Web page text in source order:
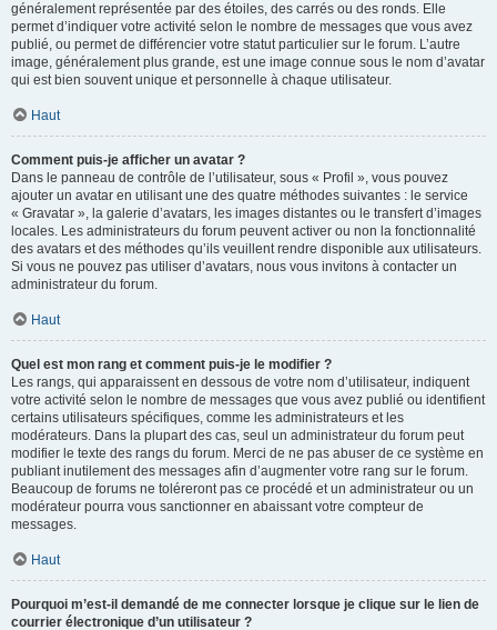
généralement représentée par des étoiles, des carrés ou des ronds. Elle
permet d’indiquer votre activité selon le nombre de messages que vous avez
publié, ou permet de différencier votre statut particulier sur le forum. L’autre
image, généralement plus grande, est une image connue sous le nom d’avatar
qui est bien souvent unique et personnelle à chaque utilisateur.
Haut
Comment puis-je afficher un avatar ?
Dans le panneau de contrôle de l’utilisateur, sous « Profil », vous pouvez
ajouter un avatar en utilisant une des quatre méthodes suivantes : le service
« Gravatar », la galerie d’avatars, les images distantes ou le transfert d’images
locales. Les administrateurs du forum peuvent activer ou non la fonctionnalité
des avatars et des méthodes qu’ils veuillent rendre disponible aux utilisateurs.
Si vous ne pouvez pas utiliser d’avatars, nous vous invitons à contacter un
administrateur du forum.
Haut
Quel est mon rang et comment puis-je le modifier ?
Les rangs, qui apparaissent en dessous de votre nom d’utilisateur, indiquent
votre activité selon le nombre de messages que vous avez publié ou identifient
certains utilisateurs spécifiques, comme les administrateurs et les
modérateurs. Dans la plupart des cas, seul un administrateur du forum peut
modifier le texte des rangs du forum. Merci de ne pas abuser de ce système en
publiant inutilement des messages afin d’augmenter votre rang sur le forum.
Beaucoup de forums ne toléreront pas ce procédé et un administrateur ou un
modérateur pourra vous sanctionner en abaissant votre compteur de
messages.
Haut
Pourquoi m’est-il demandé de me connecter lorsque je clique sur le lien de
courrier électronique d’un utilisateur ?